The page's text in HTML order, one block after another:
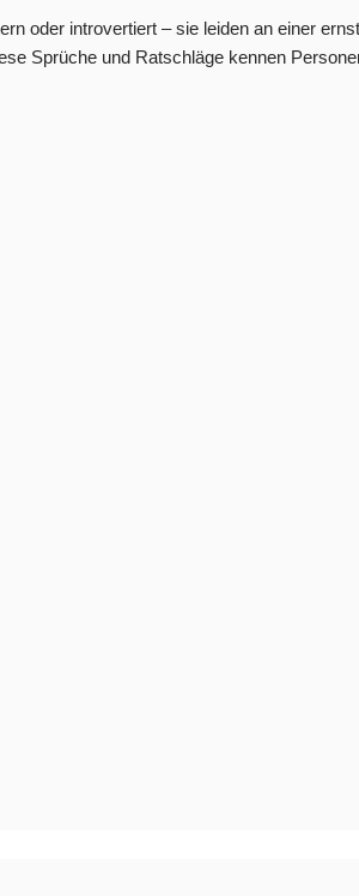
oder introvertiert – sie leiden an einer
Sprüche und Ratschläge kennen